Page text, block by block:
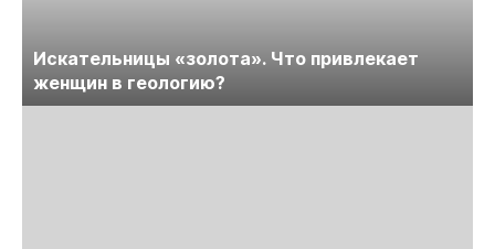
Искательницы «золота». Что привлекает
женщин в геологию?